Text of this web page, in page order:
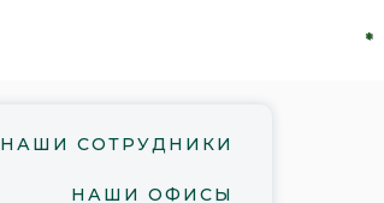
*
НАШИ СОТРУДНИКИ
НАШИ ОФИСЫ